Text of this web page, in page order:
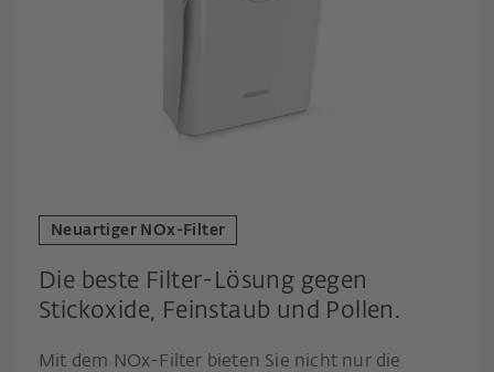
Neuartiger NOx-Filter
Die beste Filter-Lösung gegen
Stickoxide, Feinstaub und Pollen.
Mit dem NOx-Filter bieten Sie nicht nur die